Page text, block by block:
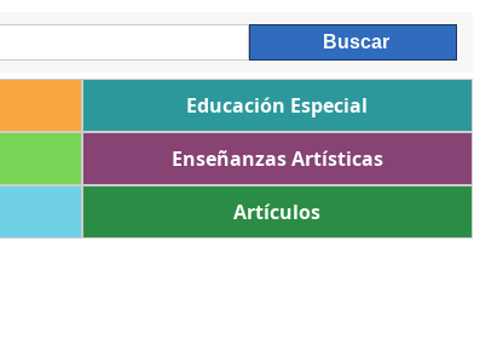
Educación Especial
Enseñanzas Artísticas
Artículos